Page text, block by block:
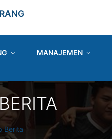
MANAJEMEN
Berita